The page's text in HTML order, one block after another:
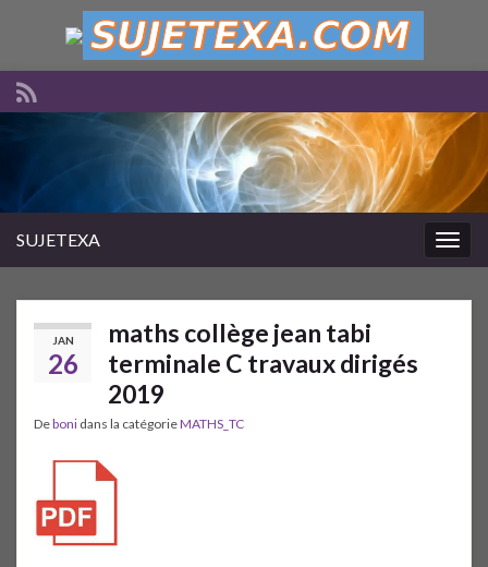
SUJETEXA
JAN
26
maths collège jean tabi
terminale C travaux dirigés
2019
Deboni dans la catégorieMATHS_TC